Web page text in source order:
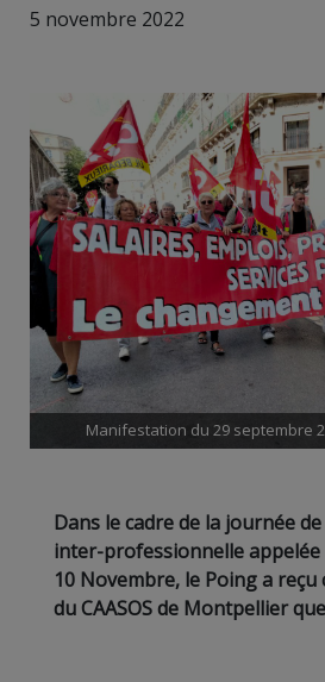
5 novembre 2022
Manifestation du 29 septembre
Dans le cadre de la journée
inter-professionnelle appelée
10 Novembre, le Poing a reçu
du CAASOS de Montpellier